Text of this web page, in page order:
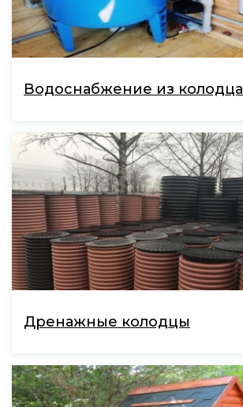
Водоснабжение из колодца
Дренажные колодцы